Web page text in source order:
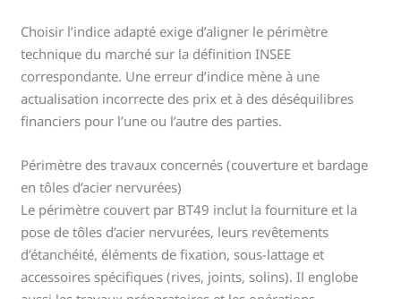
Choisir l’indice adapté exige d’aligner le périmètre
technique du marché sur la définition INSEE
correspondante. Une erreur d’indice mène à une
actualisation incorrecte des prix et à des déséquilibres
financiers pour l’une ou l’autre des parties.
Périmètre des travaux concernés (couverture et bardage
en tôles d’acier nervurées)
Le périmètre couvert par BT49 inclut la fourniture et la
pose de tôles d’acier nervurées, leurs revêtements
d’étanchéité, éléments de fixation, sous-lattage et
accessoires spécifiques (rives, joints, solins). Il englobe